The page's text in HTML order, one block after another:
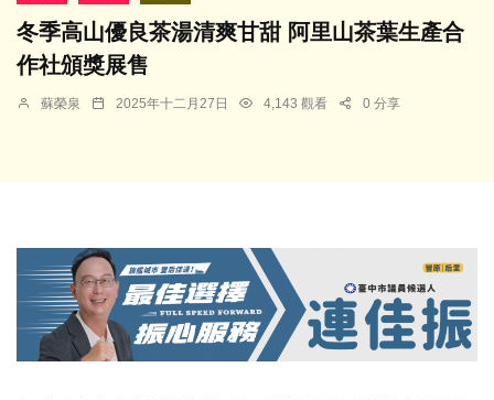
冬季高山優良茶湯清爽甘甜 阿里山茶葉生產合
作社頒獎展售
蘇榮泉 2025年十二月27日 4,143 觀看 0 分享